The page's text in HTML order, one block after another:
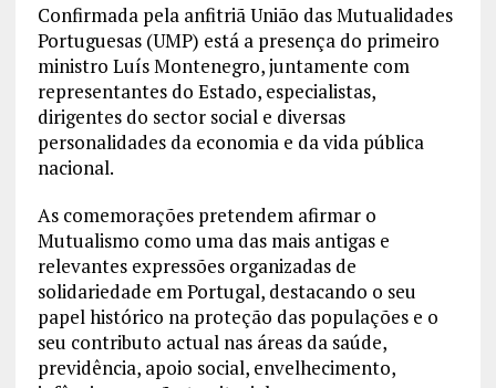
Confirmada pela anfitriã União das Mutualidades
Portuguesas (UMP) está a presença do primeiro
ministro Luís Montenegro, juntamente com
representantes do Estado, especialistas,
dirigentes do sector social e diversas
personalidades da economia e da vida pública
nacional.
As comemorações pretendem afirmar o
Mutualismo como uma das mais antigas e
relevantes expressões organizadas de
solidariedade em Portugal, destacando o seu
papel histórico na proteção das populações e o
seu contributo actual nas áreas da saúde,
previdência, apoio social, envelhecimento,